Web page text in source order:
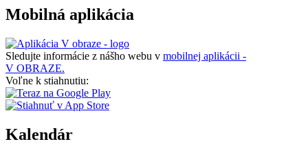
Mobilná aplikácia
Sledujte informácie z nášho webu v mobilnej aplikácii -
V OBRAZE.
Voľne k stiahnutiu:
Kalendár